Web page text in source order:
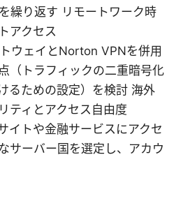
繰り返す リモートワーク時
アクセス
ウェイとNorton VPNを併用
（トラフィックの二重暗号化
るための設定）を検討 海外
ティとアクセス自由度
イトや金融サービスにアクセ
サーバー国を選定し、アカウ